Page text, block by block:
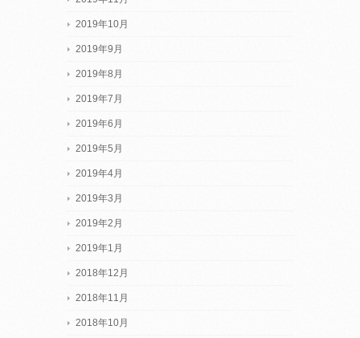
2019年10月
2019年9月
2019年8月
2019年7月
2019年6月
2019年5月
2019年4月
2019年3月
2019年2月
2019年1月
2018年12月
2018年11月
2018年10月